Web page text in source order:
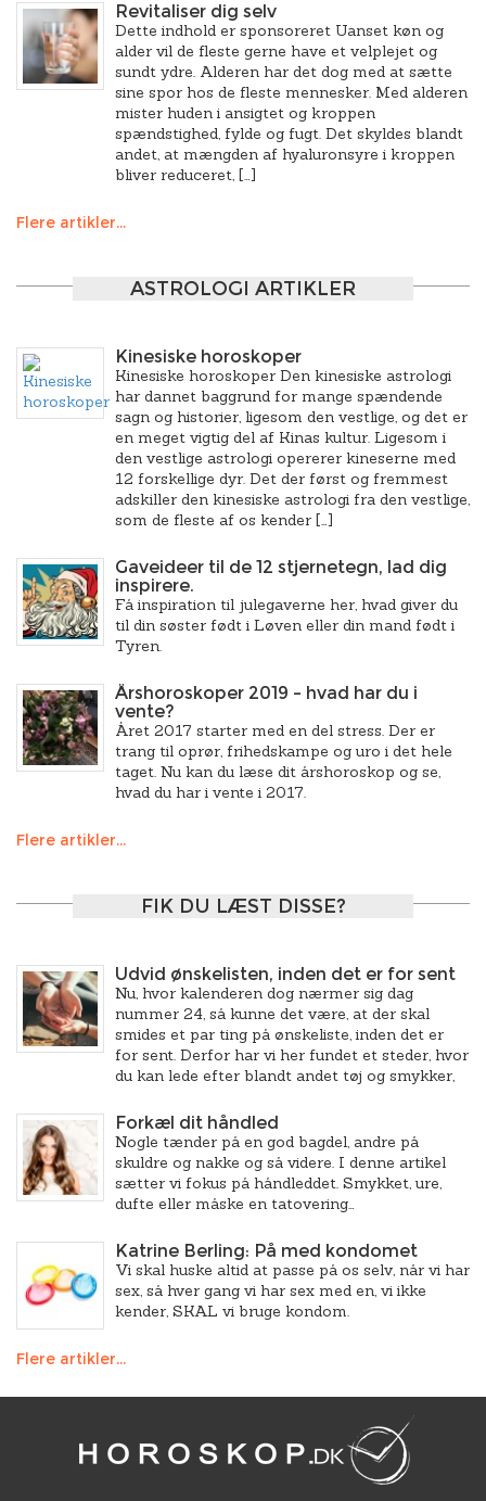
Revitaliser dig selv
Dette indhold er sponsoreret Uanset køn og
alder vil de fleste gerne have et velplejet og
sundt ydre. Alderen har det dog med at sætte
sine spor hos de fleste mennesker. Med alderen
mister huden i ansigtet og kroppen
spændstighed, fylde og fugt. Det skyldes blandt
andet, at mængden af hyaluronsyre i kroppen
bliver reduceret, […]
Flere artikler...
ASTROLOGI ARTIKLER
Kinesiske horoskoper
Kinesiske horoskoper Den kinesiske astrologi
har dannet baggrund for mange spændende
sagn og historier, ligesom den vestlige, og det er
en meget vigtig del af Kinas kultur. Ligesom i
den vestlige astrologi opererer kineserne med
12 forskellige dyr. Det der først og fremmest
adskiller den kinesiske astrologi fra den vestlige,
som de fleste af os kender […]
Gaveideer til de 12 stjernetegn, lad dig
inspirere.
Få inspiration til julegaverne her, hvad giver du
til din søster født i Løven eller din mand født i
Tyren.
Årshoroskoper 2019 – hvad har du i
vente?
Året 2017 starter med en del stress. Der er
trang til oprør, frihedskampe og uro i det hele
taget. Nu kan du læse dit årshoroskop og se,
hvad du har i vente i 2017.
Flere artikler...
FIK DU LÆST DISSE?
Udvid ønskelisten, inden det er for sent
Nu, hvor kalenderen dog nærmer sig dag
nummer 24, så kunne det være, at der skal
smides et par ting på ønskeliste, inden det er
for sent. Derfor har vi her fundet et steder, hvor
du kan lede efter blandt andet tøj og smykker,
Forkæl dit håndled
Nogle tænder på en god bagdel, andre på
skuldre og nakke og så videre. I denne artikel
sætter vi fokus på håndleddet. Smykket, ure,
dufte eller måske en tatovering…
Katrine Berling: På med kondomet
Vi skal huske altid at passe på os selv, når vi har
sex, så hver gang vi har sex med en, vi ikke
kender, SKAL vi bruge kondom.
Flere artikler...